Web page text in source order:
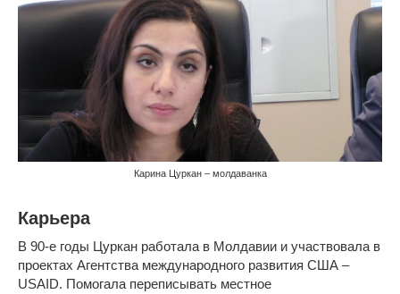
Карина Цуркан – молдаванка
Карьера
В 90-е годы Цуркан работала в Молдавии и участвовала в
проектах Агентства международного развития США –
USAID. Помогала переписывать местное